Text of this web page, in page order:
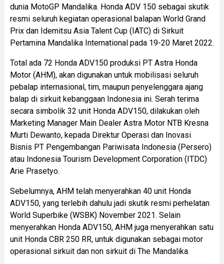
dunia MotoGP Mandalika. Honda ADV 150 sebagai skutik
resmi seluruh kegiatan operasional balapan World Grand
Prix dan Idemitsu Asia Talent Cup (IATC) di Sirkuit
Pertamina Mandalika International pada 19-20 Maret 2022.
Total ada 72 Honda ADV150 produksi PT Astra Honda
Motor (AHM), akan digunakan untuk mobilisasi seluruh
pebalap internasional, tim, maupun penyelenggara ajang
balap di sirkuit kebanggaan Indonesia ini. Serah terima
secara simbolik 32 unit Honda ADV150, dilakukan oleh
Marketing Manager Main Dealer Astra Motor NTB Kresna
Murti Dewanto, kepada Direktur Operasi dan Inovasi
Bisnis PT Pengembangan Pariwisata Indonesia (Persero)
atau Indonesia Tourism Development Corporation (ITDC)
Arie Prasetyo.
Sebelumnya, AHM telah menyerahkan 40 unit Honda
ADV150, yang terlebih dahulu jadi skutik resmi perhelatan
World Superbike (WSBK) November 2021. Selain
menyerahkan Honda ADV150, AHM juga menyerahkan satu
unit Honda CBR 250 RR, untuk digunakan sebagai motor
operasional sirkuit dan non sirkuit di The Mandalika.